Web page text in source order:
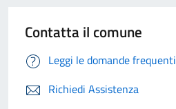
Contatta il comune
Leggi le domande frequenti
Richiedi Assistenza